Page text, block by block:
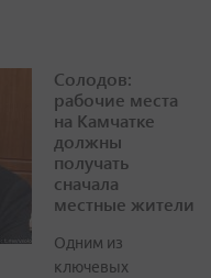
Солодов:
рабочие места
на Камчатке
должны
получать
сначала
местные жители
Одним из
ключевых